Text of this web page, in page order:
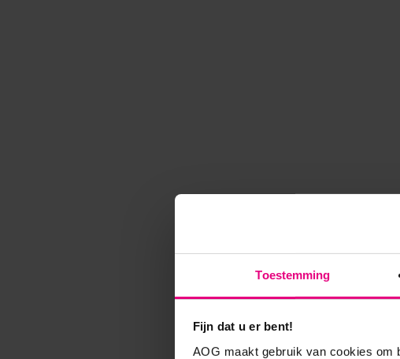
Toestemming
Fijn dat u er bent!
AOG maakt gebruik van cookies om